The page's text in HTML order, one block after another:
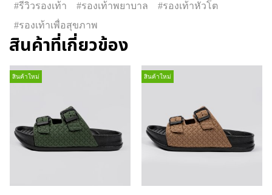
#รีวิวรองเท้า
#รองเท้าพยาบาล
#รองเท้าหัวโต
#รองเท้าเพื่อสุขภาพ
สินค้าที่เกี่ยวข้อง
สินค้าใหม่ สินค้าใหม่